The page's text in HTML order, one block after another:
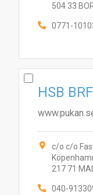
504 33
0771-
HSB
c/o c/o
217 71
040-